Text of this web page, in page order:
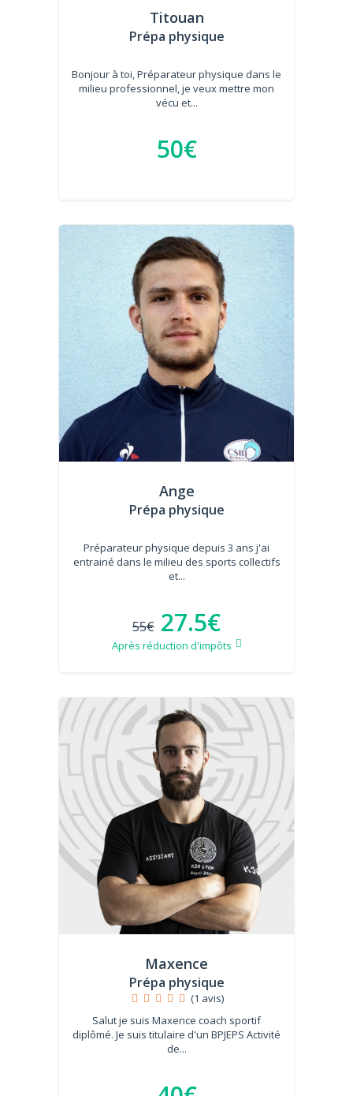
Titouan
Prépa physique
Bonjour à toi, Préparateur physique dans le
milieu professionnel, je veux mettre mon
vécu et...
50€
Ange
Prépa physique
Préparateur physique depuis 3 ans j'ai
entrainé dans le milieu des sports collectifs
et...
55€ 27.5€
Après réduction d'impôts
Maxence
Prépa physique
(1 avis)
Salut je suis Maxence coach sportif
diplômé. Je suis titulaire d'un BPJEPS Activité
de...